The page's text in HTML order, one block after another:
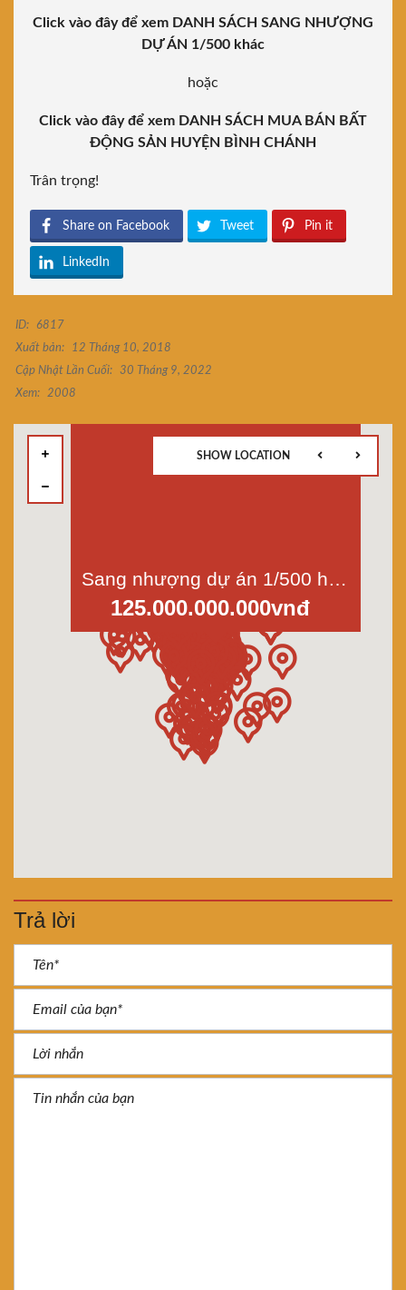
Click vào đây để xem DANH SÁCH SANG NHƯỢNG
DỰ ÁN 1/500 khác
hoặc
Click vào đây để xem DANH SÁCH MUA BÁN BẤT
ĐỘNG SẢN HUYỆN BÌNH CHÁNH
Trân trọng!
Share on Facebook Tweet Pin it
LinkedIn
ID:
6817
Xuất bản:
12 Tháng 10, 2018
Cập Nhật Lần Cuối:
30 Tháng 9, 2022
Xem:
2008
Sang nhượng dự án 1/500 huyện Bình Chánh mặt tiền Đoàn Nguyễn Tuấn, xã Qui Đức. Dt 2,6 ha
125.000.000.000vnđ
SHOW LOCATION
Trả lời